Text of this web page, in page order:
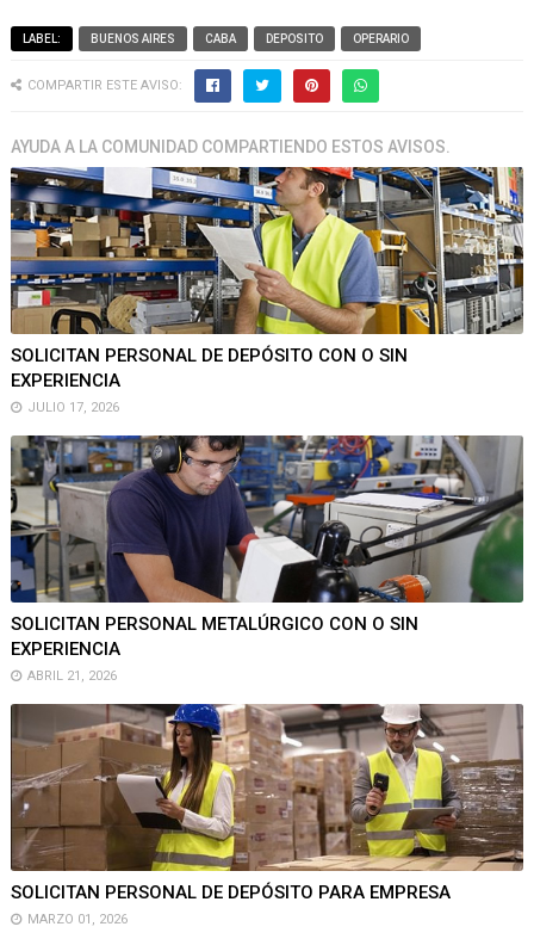
LABEL: BUENOS AIRES CABA DEPOSITO OPERARIO
COMPARTIR ESTE AVISO:
AYUDA A LA COMUNIDAD COMPARTIENDO ESTOS AVISOS.
SOLICITAN PERSONAL DE DEPÓSITO CON O SIN
EXPERIENCIA
JULIO 17, 2026
SOLICITAN PERSONAL METALÚRGICO CON O SIN
EXPERIENCIA
ABRIL 21, 2026
SOLICITAN PERSONAL DE DEPÓSITO PARA EMPRESA
MARZO 01, 2026